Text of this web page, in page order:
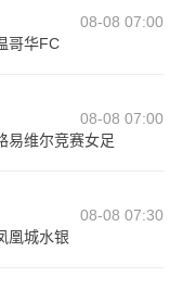
08-08 07:00
哥华FC
08-08 07:00
易维尔竞赛女足
08-08 07:30
凰城水银